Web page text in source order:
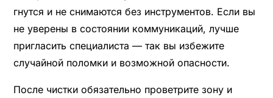
гнутся и не снимаются без инструментов. Если вы
не уверены в состоянии коммуникаций, лучше
пригласить специалиста — так вы избежите
случайной поломки и возможной опасности.
После чистки обязательно проветрите зону и